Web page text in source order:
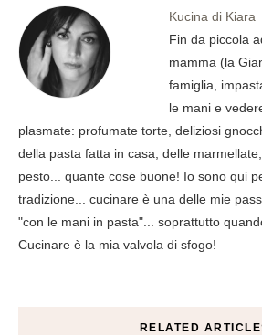
Kucina di Kiara
Fin da piccola
mamma (la
famiglia,
le mani e
plasmate: profumate torte, deliziosi
della pasta fatta in casa, delle
pesto... quante cose buone! Io sono qui
tradizione... cucinare è una delle mie
"con le mani in pasta"... soprattutto
Cucinare è la mia valvola di sfogo!
RELATED